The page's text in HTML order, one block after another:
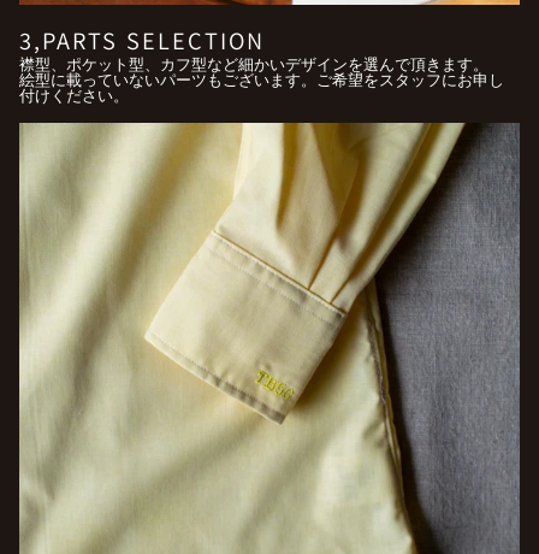
3,PARTS SELECTION
襟型、ポケット型、カフ型など細かいデザインを選んで頂きます。
絵型に載っていないパーツもございます。ご希望をスタッフにお申し
付けください。